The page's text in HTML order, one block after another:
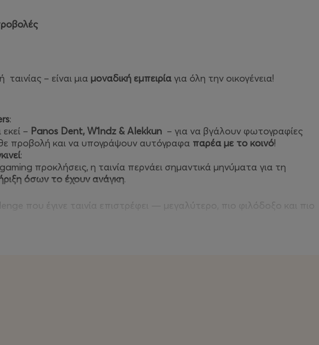
– είναι μια μοναδική εμπειρία για όλη την οικογένεια!
:
– Panos Dent, W1ndz & Alekkun – για να βγάλουν φωτογραφίες
προβολή και να υπογράψουν αυτόγραφα παρέα με το κοινό!
:
προκλήσεις, η ταινία περνάει σημαντικά μηνύματα για τη
όσων το έχουν ανάγκη.
που έγινε ταινία επιστρέφει — μεγαλύτερο, πιο φιλόδοξο και πιο
κινηματογραφική παραγωγή, με πολλαπλά γυρίσματα, πολλούς
εμψυχωτής και μαζί του ο βασικός πυρήνας: